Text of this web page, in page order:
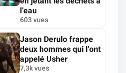
l’eau
603 vues
Jason Derulo frappe
deux hommes qui l’ont
appelé Usher
7,3k vues